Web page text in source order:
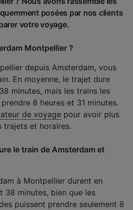
posées par nos clients
votre voyage.
Montpellier ?
depuis Amsterdam, vous
En moyenne, le trajet dure
minutes, mais les trains les
8 heures et 31 minutes.
de voyage pour avoir plus
trajets et horaires.
le train de Amsterdam et
à Montpellier durent en
38 minutes, bien que les
puissent prendre seulement 8